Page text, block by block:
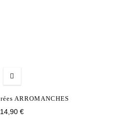
ARROMANCHES
14,90 €